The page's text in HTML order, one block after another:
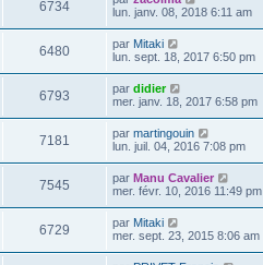
a
g
e
e
s
s
a
g
e
i
e
r
m
e
s
s
a
g
e
6734V
u
e
i
e
r
m
e
s
s
a
g
e
lun. janv. 08, 2018 6:11 am
6480V
u
D
e
i
e
r
m
e
s
s
a
g
e
par Mitaki
lun. sept. 18, 2017 6:50 pm
6793
u
D
e
i
e
r
m
e
s
s
a
g
e
par didier
mer. janv. 18, 2017 6:58 pm
7181
u
D
e
i
e
r
m
e
s
par martingouin
lun. juil. 04, 2016 7:08 pm
7545
u
D
e
i
e
r
par Manu Cavalier
mer. févr. 10, 2016 11:49 pm
6729
u
D
e
par Mitaki
mer. sept. 23, 2015 8:06 am